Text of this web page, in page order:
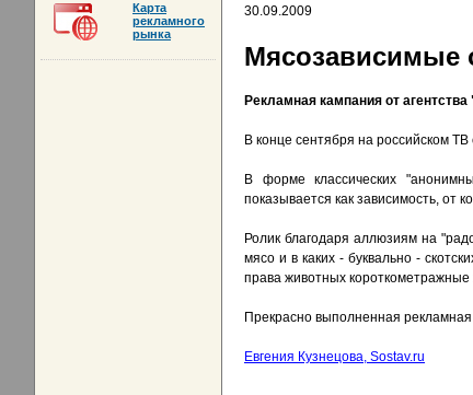
30.09.2009
Мясозависимые
Рекламная кампания от
В конце сентября на российском
В форме классических
показывается как зависимость, от
Ролик благодаря аллюзиям на
мясо и в каких - буквально -
права животных
Прекрасно выполненная
Евгения Кузнецова, Sostav.ru
Карта
рекламного
рынка